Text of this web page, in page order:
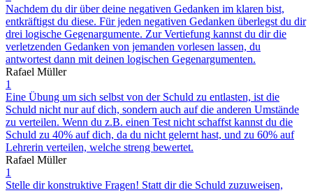
Nachdem du dir über deine negativen Gedanken im klaren bist,
entkräftigst du diese. Für jeden negativen Gedanken überlegst du dir
drei logische Gegenargumente. Zur Vertiefung kannst du dir die
verletzenden Gedanken von jemanden vorlesen lassen, du
antwortest dann mit deinen logischen Gegenargumenten.
Rafael Müller
1
Eine Übung um sich selbst von der Schuld zu entlasten, ist die
Schuld nicht nur auf dich, sondern auch auf die anderen Umstände
zu verteilen. Wenn du z.B. einen Test nicht schaffst kannst du die
Schuld zu 40% auf dich, da du nicht gelernt hast, und zu 60% auf
Lehrerin verteilen, welche streng bewertet.
Rafael Müller
1
Stelle dir konstruktive Fragen! Statt dir die Schuld zuzuweisen,